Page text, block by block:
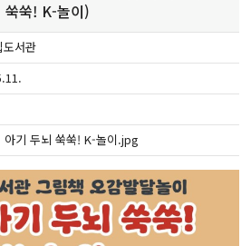
쑥쑥! K-놀이)
도서관
아기 두뇌 쑥쑥! K-놀이.jpg